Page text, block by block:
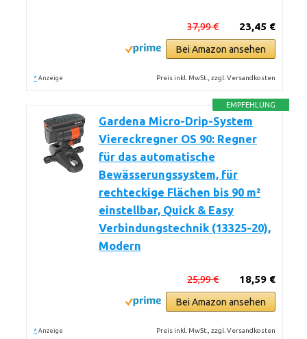
23,45 €
37,99 €
Bei Amazon ansehen
* Anzeige Preis inkl. MwSt., zzgl. Versandkosten
EMPFEHLUNG
Gardena Micro-Drip-System
Viereckregner OS 90: Regner
für das automatische
Bewässerungssystem, für
rechteckige Flächen bis 90 m²
einstellbar, Quick & Easy
Verbindungstechnik (13325-20),
Modern
18,59 €
25,99 €
Bei Amazon ansehen
* Anzeige Preis inkl. MwSt., zzgl. Versandkosten